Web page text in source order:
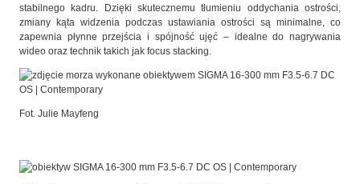
stabilnego kadru. Dzięki skutecznemu tłumieniu oddychania ostrości,
zmiany kąta widzenia podczas ustawiania ostrości są minimalne, co
zapewnia płynne przejścia i spójność ujęć – idealne do nagrywania
wideo oraz technik takich jak focus stacking.
Fot. Julie Mayfeng